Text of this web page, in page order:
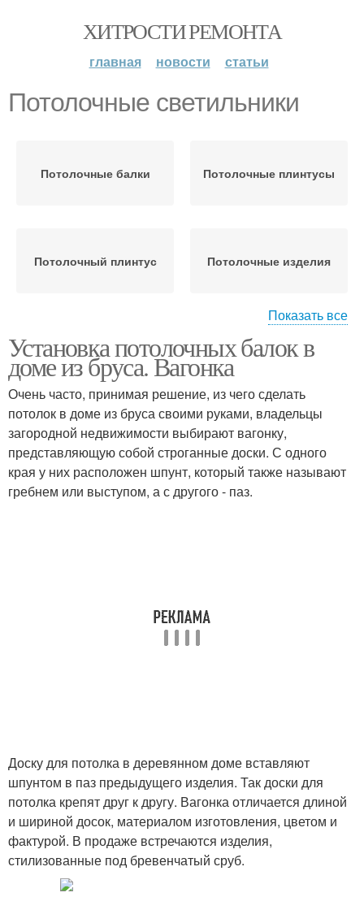
ХИТРОСТИ РЕМОНТА
главная новости статьи
Потолочные светильники
Потолочные балки Потолочные плинтусы
Потолочный плинтус Потолочные изделия
Потолочные панели
Светильники в
натяжной потолок
Светильники для
потолка
Точечные светильники
Показать все
Установка потолочных балок в
доме из бруса. Вагонка
Очень часто, принимая решение, из чего сделать
потолок в доме из бруса своими руками, владельцы
загородной недвижимости выбирают вагонку,
представляющую собой строганные доски. С одного
края у них расположен шпунт, который также называют
гребнем или выступом, а с другого - паз.
Доску для потолка в деревянном доме вставляют
шпунтом в паз предыдущего изделия. Так доски для
потолка крепят друг к другу. Вагонка отличается длиной
и шириной досок, материалом изготовления, цветом и
фактурой. В продаже встречаются изделия,
стилизованные под бревенчатый сруб.